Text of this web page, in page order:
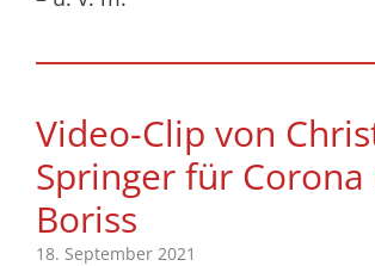
Video-Clip von
Springer für Corona
Boriss
18. September 2021